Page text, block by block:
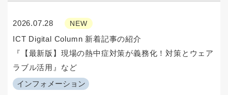
2026.07.28 NEW
インフォメーション
ICT Digital Column 新着記事の紹介
『【最新版】現場の熱中症対策が義務化！対策とウェア
ラブル活用』など